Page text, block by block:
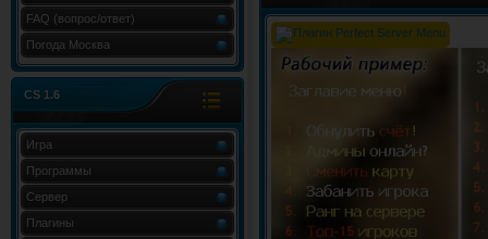
FAQ (вопрос/ответ)
Погода Москва
CS 1.6
Игра
Программы
Сервер
Плагины